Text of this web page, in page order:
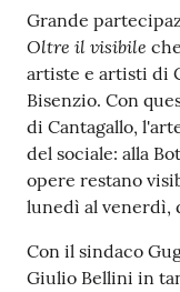
Contenuto
Grande
Oltre il visibile
artiste e artisti di
Bisenzio. Con
di Cantagallo,
del sociale: alla
opere restano
lunedì al venerdì,
Con il sindaco
Giulio Bellini in